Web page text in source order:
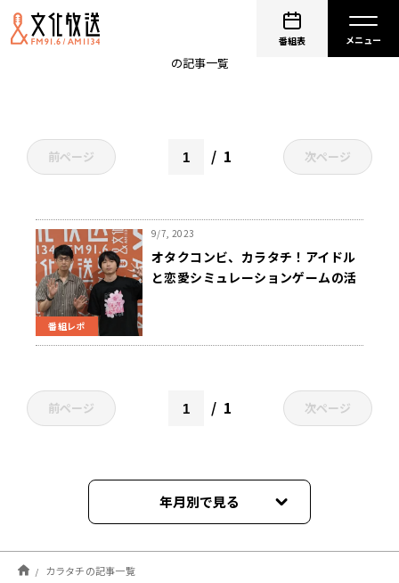
番組表
の記事一覧
前ページ 1 次ページ
番組レポ
9/7, 2023
オタクコンビ、カラタチ！アイドル
と恋愛シミュレーションゲームの活
前ページ 1 次ページ
年月別で見る
2023年09月
カラタチの記事一覧